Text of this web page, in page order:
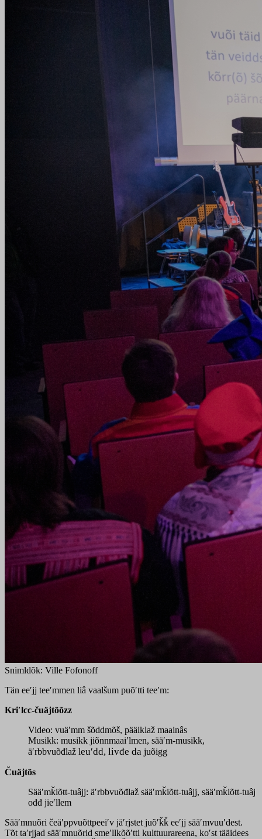
Snimldõk: Ville Fofonoff
Tän eeʹjj teeʹmmen liâ vaalšum puõʹtti teeʹm:
Kriʹlcc-čuäjtõõzz
Video: vuäʹmm šõddmõš, pääiklaž maainâs
Musikk: musikk jiõnnmaaiʹlmen, sääʹm-musikk,
äʹrbbvuõđlaž leuʹdd, livđe da juõigg
Čuäjtõs
Sääʹmǩiõtt-tuâjj: äʹrbbvuõđlaž sääʹmǩiõtt-tuâjj, sääʹmǩiõtt-tuâj
ođđ jieʹllem
Sääʹmnuõri čeäʹppvuõttpeeiʹv jäʹrjstet juõʹǩǩ eeʹjj sääʹmvuuʹdest.
Tõt taʹrjjad sääʹmnuõrid smeʹllkõõʹtti kulttuurareena, koʹst tääidees